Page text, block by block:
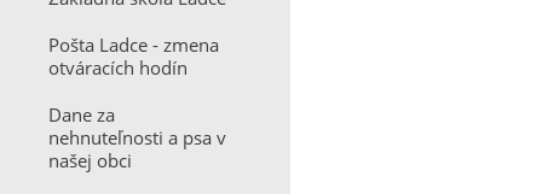
Pošta Ladce - zmena
otváracích hodín
Dane za
nehnuteľnosti a psa v
našej obci